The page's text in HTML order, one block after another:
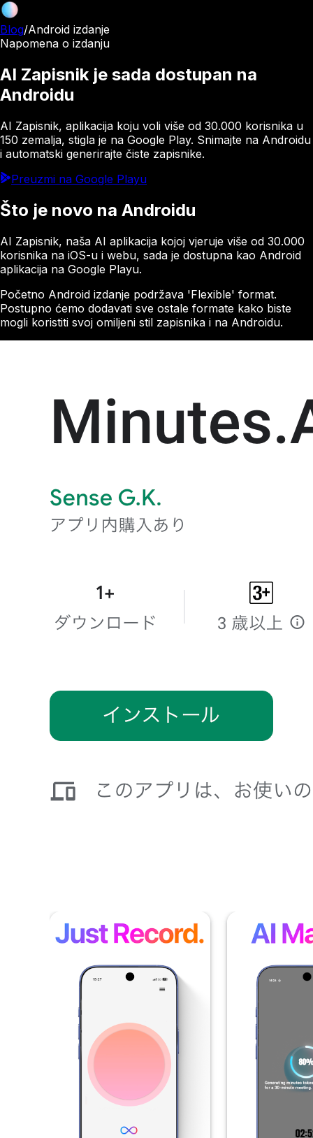
Blog/Android izdanje
Napomena o izdanju
AI Zapisnik je sada dostupan na
Androidu
AI Zapisnik, aplikacija koju voli više od 30.000 korisnika u
150 zemalja, stigla je na Google Play. Snimajte na Androidu
i automatski generirajte čiste zapisnike.
Preuzmi na Google Playu
Što je novo na Androidu
AI Zapisnik, naša AI aplikacija kojoj vjeruje više od 30.000
korisnika na iOS-u i webu, sada je dostupna kao Android
aplikacija na Google Playu.
Početno Android izdanje podržava 'Flexible' format.
Postupno ćemo dodavati sve ostale formate kako biste
mogli koristiti svoj omiljeni stil zapisnika i na Androidu.